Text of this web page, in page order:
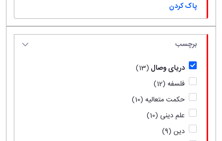
پاک کردن
برچسب
دریای وصال (13)
فلسفه (12)
حکمت متعالیه (10)
علم دینی (10)
دین (9)